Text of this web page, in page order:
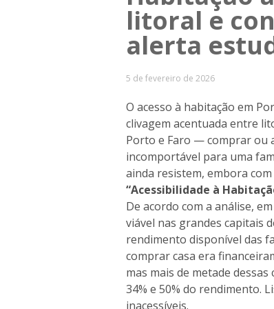
litoral e
alerta
5 de fevereiro de 2026
O acesso à habitação em
clivagem acentuada entre
Porto e Faro — comprar ou
incomportável para uma
ainda resistem, embora
“Acessibilidade à
De acordo com a análise,
viável nas grandes capitais
rendimento disponível das
comprar casa era
mas mais de metade
34% e 50% do rendimento.
inacessíveis.